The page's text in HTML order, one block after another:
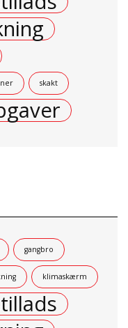
skakt
gangbro
klimaskærm